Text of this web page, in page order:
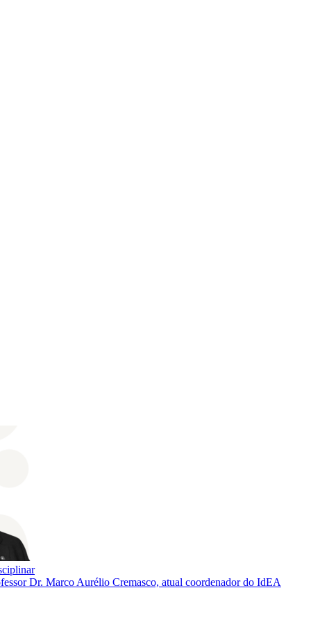
Dr. Marco Aurélio Cremasco, atual coordenador do IdEA